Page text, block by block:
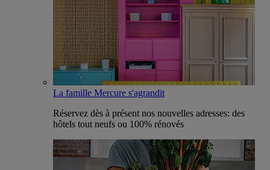
La famille Mercure s'agrandit
Réservez dès à présent nos nouvelles adresses: des
hôtels tout neufs ou 100% rénovés